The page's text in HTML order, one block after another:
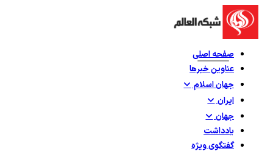
صفحه اصلی
عناوین خبرها
جهان اسلام
ایران
جهان
یادداشت
گفتگوی ویژه